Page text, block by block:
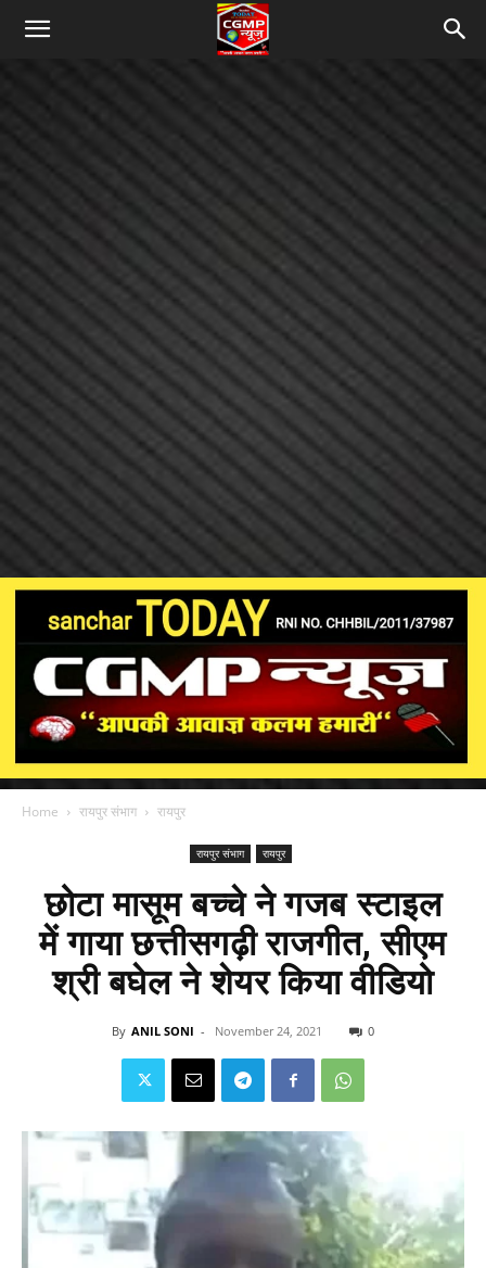
Home रायपुर संभाग रायपुर
रायपुर संभाग रायपुर
छोटा मासूम बच्चे ने गजब स्टाइल
में गाया छत्तीसगढ़ी राजगीत, सीएम
श्री बघेल ने शेयर किया वीडियो
By ANIL SONI - November 24, 2021 0